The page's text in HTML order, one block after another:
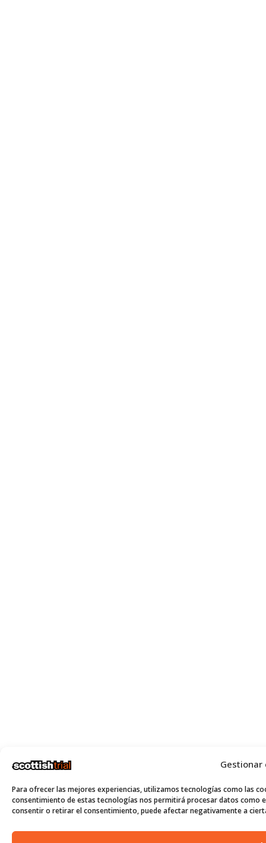
Para ofrecer las mejores experiencias, utilizamos tecnologías como las
consentimiento de estas tecnologías nos permitirá procesar datos como
consentir o retirar el consentimiento, puede afectar negativamente a